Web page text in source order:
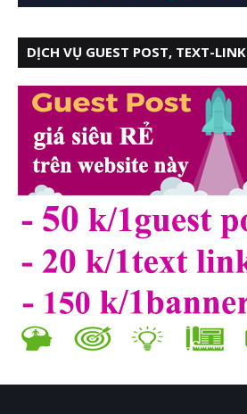
DỊCH VỤ GUEST POST, TEXT-LINK